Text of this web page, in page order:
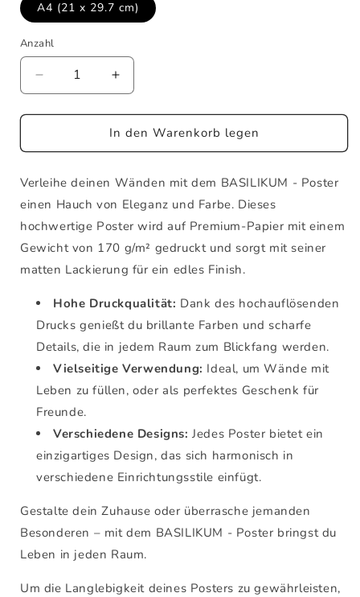
A4 (21 x 29.7 cm)
Anzahl
Verringere
die
Menge
BASILIKUM
Poster
Erhöhe
die
Menge
für
BASILIKUM
Poster
In den Warenkorb legen
Verleihe deinen Wänden mit dem BASILIKUM - Poster
einen Hauch von Eleganz und Farbe. Dieses
hochwertige Poster wird auf Premium-Papier mit einem
Gewicht von 170 g/m² gedruckt und sorgt mit seiner
matten Lackierung für ein edles Finish.
Hohe Druckqualität: Dank des hochauflösenden
Drucks genießt du brillante Farben und scharfe
Details, die in jedem Raum zum Blickfang werden.
Vielseitige Verwendung: Ideal, um Wände mit
Leben zu füllen, oder als perfektes Geschenk für
Freunde.
Verschiedene Designs: Jedes Poster bietet ein
einzigartiges Design, das sich harmonisch in
verschiedene Einrichtungsstile einfügt.
Gestalte dein Zuhause oder überrasche jemanden
Besonderen – mit dem BASILIKUM - Poster bringst du
Leben in jeden Raum.
Um die Langlebigkeit deines Posters zu gewährleisten,